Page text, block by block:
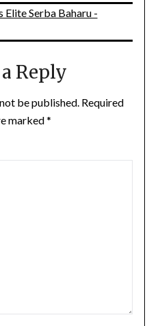
Elite Serba Baharu -
Reply
be published. Required
marked*